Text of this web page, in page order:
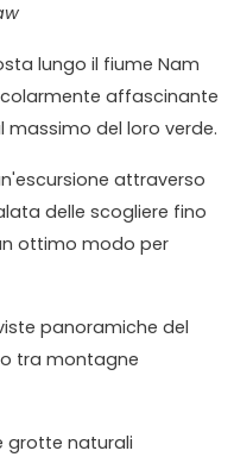
lungo il fiume Nam
affascinante
del loro verde.
attraverso
delle scogliere fino
ottimo modo per
panoramiche del
tra montagne
grotte naturali